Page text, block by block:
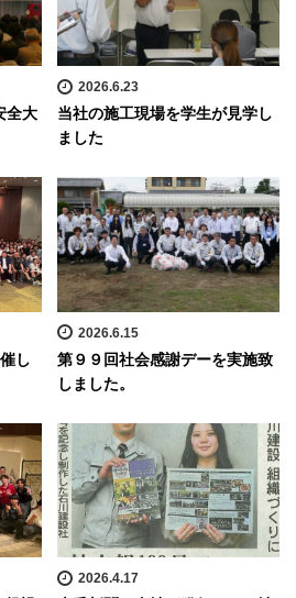
全大
2026.6.23
当社の施工現場を学生が見学し
ました
し
2026.6.15
第９９回社会感謝デーを実施致
しました。
2026.4.17